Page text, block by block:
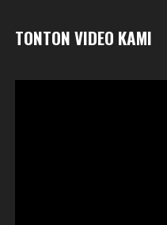
TONTON VIDEO KAMI